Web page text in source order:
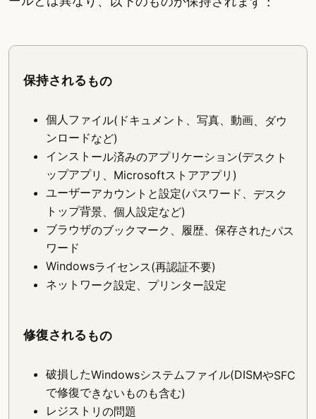
保持されるもの
個人ファイル(ドキュメント、写真、動画、ダウ
ンロードなど)
インストール済みのアプリケーション(デスクト
ップアプリ、Microsoftストアアプリ)
ユーザーアカウントと設定(パスワード、デスク
トップ背景、個人設定など)
ブラウザのブックマーク、履歴、保存されたパス
ワード
Windowsライセンス(再認証不要)
ネットワーク設定、プリンター設定
修復されるもの
破損したWindowsシステムファイル(DISMやSFC
で修復できないものも含む)
レジストリの問題